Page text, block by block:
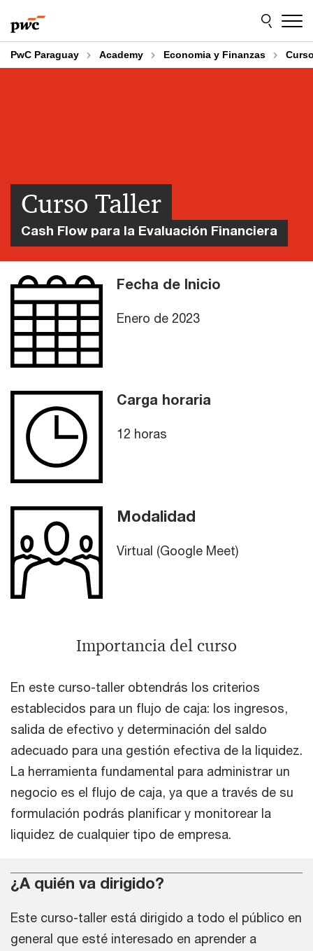
to
content
to
footer
PwC Paraguay Academy Economia y Finanzas
Curso Taller
Cash Flow para la Evaluación Financiera
Fecha de Inicio
Enero de 2023
Carga horaria
12 horas
Modalidad
Virtual (Google Meet)
Importancia del curso
En este curso-taller obtendrás los criterios
establecidos para un flujo de caja: los ingresos,
salida de efectivo y determinación del saldo
adecuado para una gestión efectiva de la liquidez.
La herramienta fundamental para administrar un
negocio es el flujo de caja, ya que a través de su
formulación podrás planificar y monitorear la
liquidez de cualquier tipo de empresa.
¿A quién va dirigido?
Este curso-taller está dirigido a todo el público en
general que esté interesado en aprender a